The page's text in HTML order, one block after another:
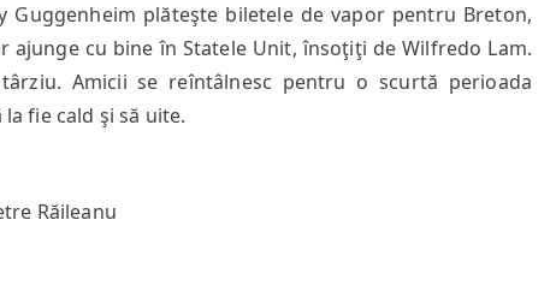
plăteşte biletele de vapor pentru Breton,
ajunge cu bine în Statele Unit, însoţiţi de Wilfredo Lam.
Amicii se reîntâlnesc pentru o scurtă perioada
fie cald şi să uite.
Răileanu